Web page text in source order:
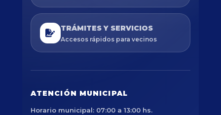
TRÁMITES Y SERVICIOS
Accesos rápidos para vecinos
ATENCIÓN MUNICIPAL
Horario municipal: 07:00 a 13:00 hs.